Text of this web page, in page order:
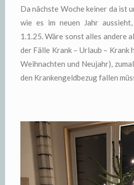
Da nächste Woche keiner da ist
wie es im neuen Jahr
1.1.25. Wäre sonst alles andere
der Fälle Krank – Urlaub – Krank
Weihnachten und Neujahr),
den Krankengeldbezug fallen